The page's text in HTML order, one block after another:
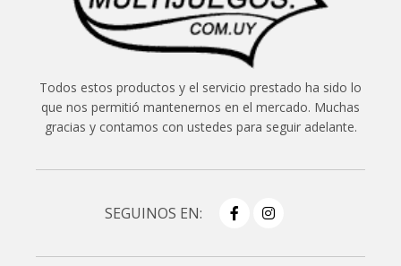
Todos estos productos y el servicio prestado ha sido lo
que nos permitió mantenernos en el mercado. Muchas
gracias y contamos con ustedes para seguir adelante.
SEGUINOS EN: